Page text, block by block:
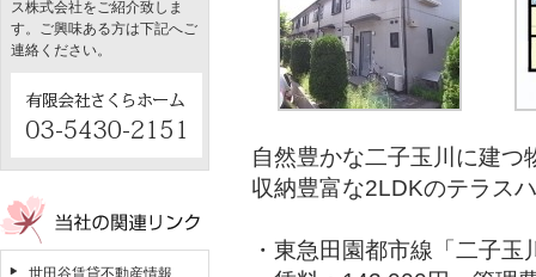
ス株式会社をご紹介致しま
す。ご興味ある方は下記へご
連絡ください。
世田谷賃貸不動産情報
自然豊かな二子玉川に建つ
収納豊富な2LDKのテラス
・東急田園都市線「二子